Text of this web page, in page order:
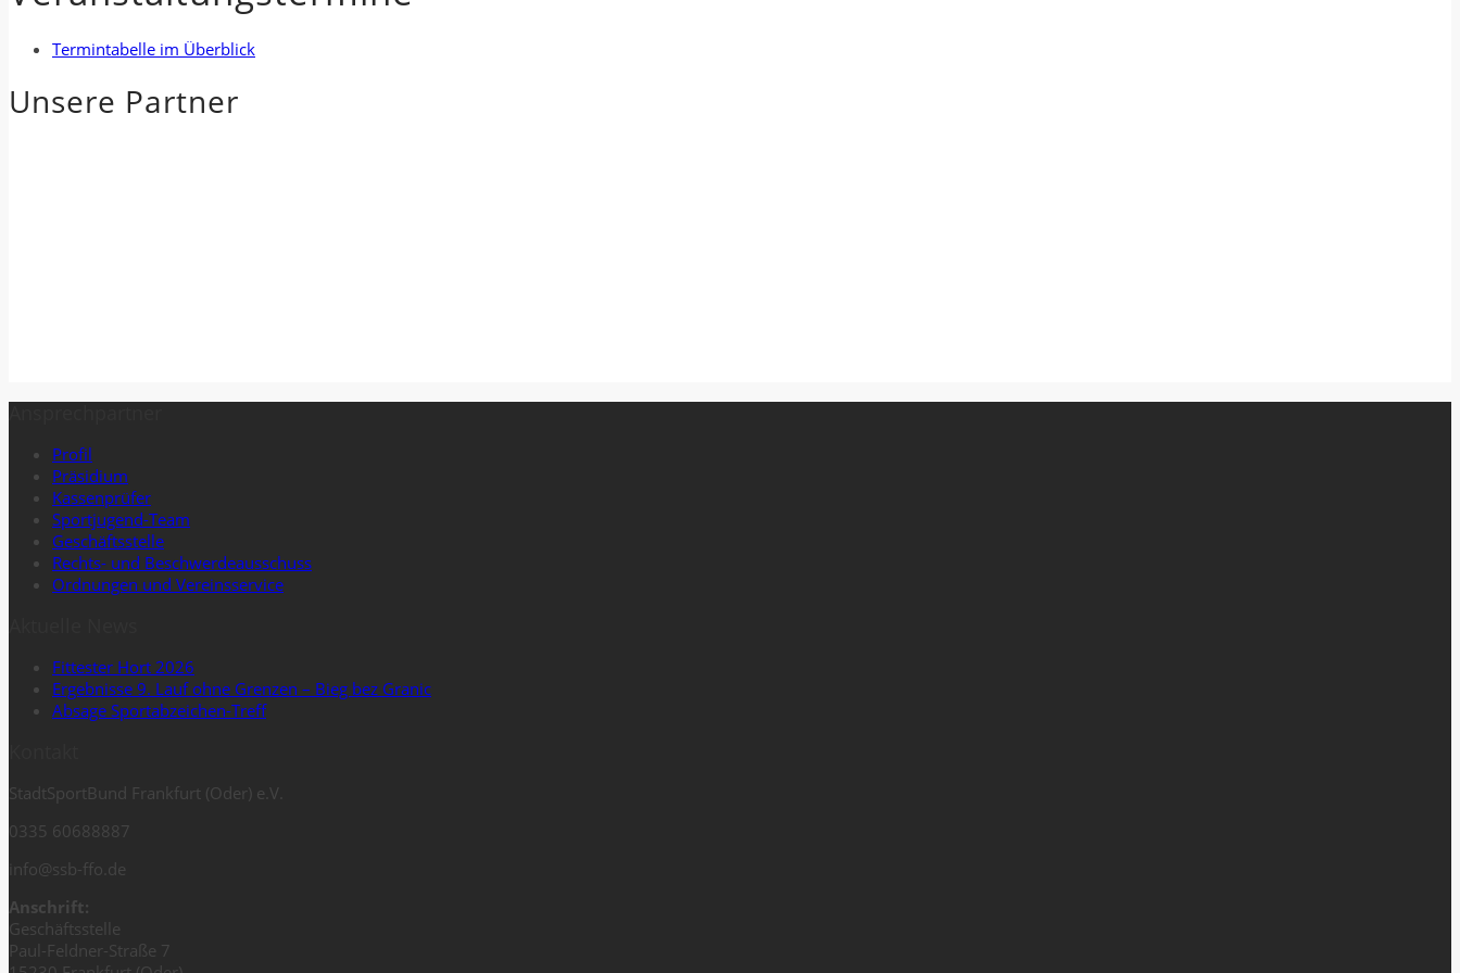
Termintabelle im Überblick
Unsere Partner
Profil
Präsidium
Kassenprüfer
Sportjugend-Team
Geschäftsstelle
Rechts- und Beschwerdeausschuss
Ordnungen und Vereinsservice
Fittester Hort 2026
Ergebnisse 9. Lauf ohne Grenzen – Bieg bez Granic
Absage Sportabzeichen-Treff
StadtSportBund Frankfurt (Oder) e.V.
0335 60688887
info@ssb-ffo.de
Anschrift:
Geschäftsstelle
Paul-Feldner-Straße 7